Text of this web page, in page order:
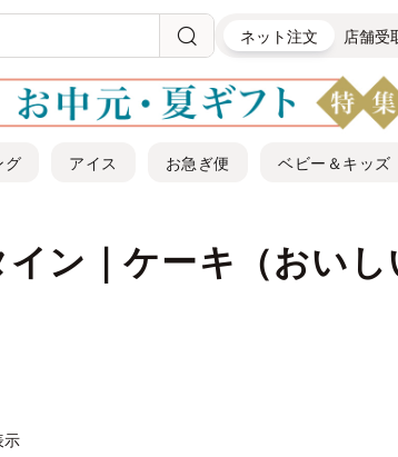
ネット注文 店舗受
グ アイス お急ぎ便 ベビー＆キッズ
ン｜ケーキ（おいし
示